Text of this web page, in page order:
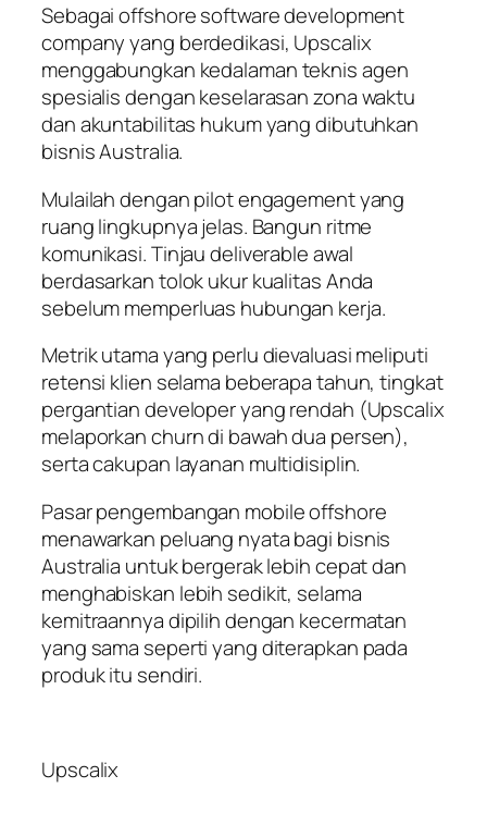
Sebagai offshore software development
company yang berdedikasi, Upscalix
menggabungkan kedalaman teknis agen
spesialis dengan keselarasan zona waktu
dan akuntabilitas hukum yang dibutuhkan
bisnis Australia.
Mulailah dengan pilot engagement yang
ruang lingkupnya jelas. Bangun ritme
komunikasi. Tinjau deliverable awal
berdasarkan tolok ukur kualitas Anda
sebelum memperluas hubungan kerja.
Metrik utama yang perlu dievaluasi meliputi
retensi klien selama beberapa tahun, tingkat
pergantian developer yang rendah (Upscalix
melaporkan churn di bawah dua persen),
serta cakupan layanan multidisiplin.
Pasar pengembangan mobile offshore
menawarkan peluang nyata bagi bisnis
Australia untuk bergerak lebih cepat dan
menghabiskan lebih sedikit, selama
kemitraannya dipilih dengan kecermatan
yang sama seperti yang diterapkan pada
produk itu sendiri.
Upscalix